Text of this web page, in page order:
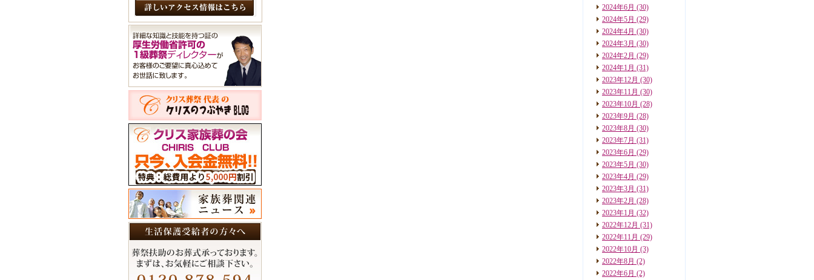
2024年6月 (30)
2024年5月 (29)
2024年4月 (30)
2024年3月 (30)
2024年2月 (29)
2024年1月 (31)
2023年12月 (30)
2023年11月 (30)
2023年10月 (28)
2023年9月 (28)
2023年8月 (30)
2023年7月 (31)
2023年6月 (29)
2023年5月 (30)
2023年4月 (29)
2023年3月 (31)
2023年2月 (28)
2023年1月 (32)
2022年12月 (31)
2022年11月 (29)
2022年10月 (3)
2022年8月 (2)
2022年6月 (2)